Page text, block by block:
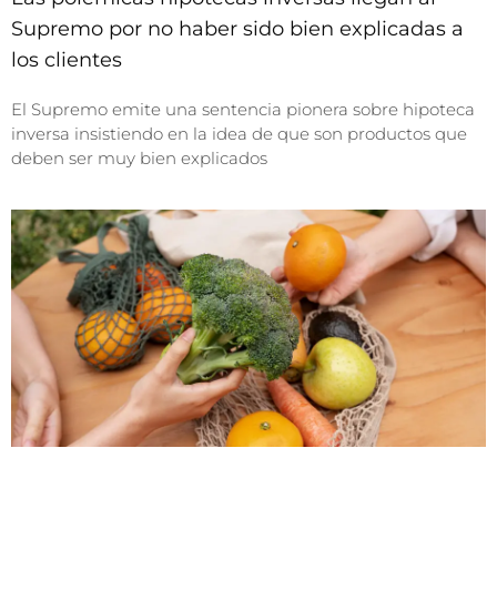
Supremo por no haber sido bien explicadas a
los clientes
El Supremo emite una sentencia pionera sobre hipoteca
inversa insistiendo en la idea de que son productos que
deben ser muy bien explicados